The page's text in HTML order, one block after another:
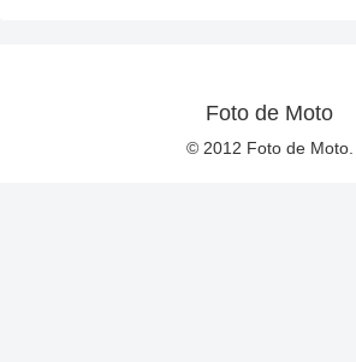
Foto de Moto
© 2012 Foto de Moto.